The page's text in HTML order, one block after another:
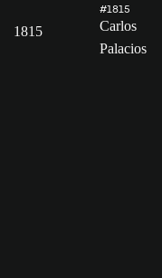
1815
#1815
Carlos
Palacios